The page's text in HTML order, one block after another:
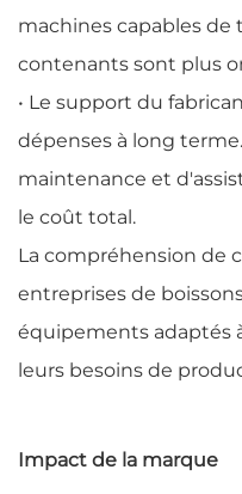
machines capables
contenants sont plus
• Le support du
dépenses à long
maintenance et
le coût total.
La compréhension de
entreprises de
équipements adaptés
leurs besoins de
Impact de la marque